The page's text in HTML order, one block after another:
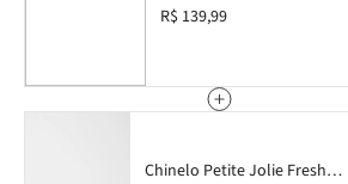
White PJ11355
R$ 139,99
Chinelo Petite Jolie Fresh